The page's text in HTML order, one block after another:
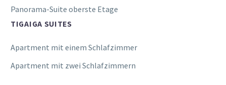
Panorama-Suite oberste Etage
TIGAIGA SUITES
Apartment mit einem Schlafzimmer
Apartment mit zwei Schlafzimmern